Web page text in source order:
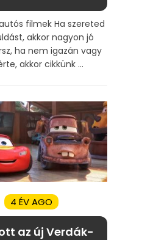
filmek Ha szereted
akkor nagyon jó
ha nem igazán vagy
akkor cikkünk ...
4 ÉV AGO
az új Verdák-